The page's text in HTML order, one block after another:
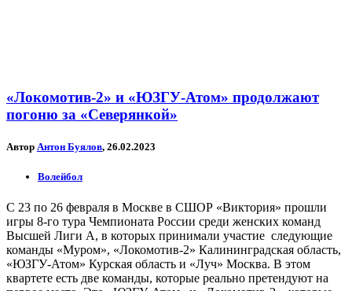
«Локомотив-2» и «ЮЗГУ-Атом» продолжают
погоню за «Северянкой»
Автор Антон Буялов, 26.02.2023
Волейбол
С 23 по 26 февраля в Москве в CШОР «Виктория» прошли
игры 8-го тура Чемпионата России среди женских команд
Высшей Лиги А, в которых принимали участие следующие
команды «Муром», «Локомотив-2» Калининградская область,
«ЮЗГУ-Атом» Курская область и «Луч» Москва. В этом
квартете есть две команды, которые реально претендуют на